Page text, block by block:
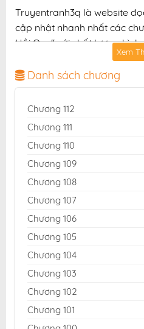
Truyentranh3q là website
cập nhật nhanh nhất các
Hồi Quy" với chất lượng
chuẩn và giao diện thân
đọc truyện hấp dẫn, tiện lợi,
độc giả yêu thích truyện
Xem
Danh sách chương
Chương 112
Chương 111
Chương 110
Chương 109
Chương 108
Chương 107
Chương 106
Chương 105
Chương 104
Chương 103
Chương 102
Chương 101